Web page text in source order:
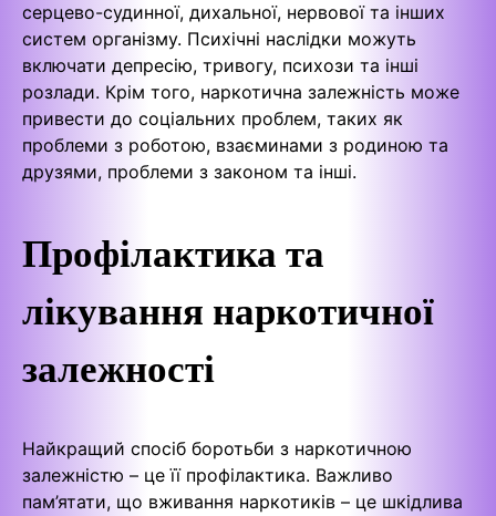
серцево-судинної, дихальної, нервової та інших
систем організму. Психічні наслідки можуть
включати депресію, тривогу, психози та інші
розлади. Крім того, наркотична залежність може
привести до соціальних проблем, таких як
проблеми з роботою, взаєминами з родиною та
друзями, проблеми з законом та інші.
Профілактика та
лікування наркотичної
залежності
Найкращий спосіб боротьби з наркотичною
залежністю – це її профілактика. Важливо
пам’ятати, що вживання наркотиків – це шкідлива